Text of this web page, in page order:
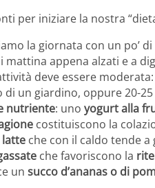
per iniziare la nostra
la giornata con un po’
mattina appena alzati e a
deve essere
un giardino, oppure 20-
nutriente: uno yogurt alla
costituiscono la
latte che con il caldo tende
che favoriscono la
un succo d’ananas o di